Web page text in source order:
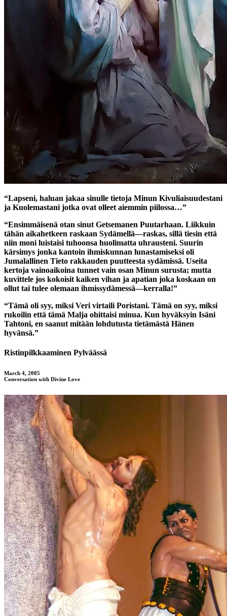
“Lapseni, haluan jakaa sinulle tietoja Minun Kivuliaisuudestani
ja Kuolemastani jotka ovat olleet aiemmin piilossa…”
“Ensimmäisenä otan sinut Getsemanen Puutarhaan. Liikkuin
tähän aikahetkeen raskaan Sydämellä—raskas, sillä tiesin että
niin moni luistaisi tuhoonsa huolimatta uhrausteni. Suurin
kärsimys jonka kantoin ihmiskunnan lunastamiseksi oli
Jumalallinen Tieto rakkauden puutteesta sydämissä. Useita
kertoja vainoaikoina tunnet vain osan Minun surusta; mutta
kuvittele jos kokoisit kaiken vihan ja apatian joka koskaan on
ollut tai tulee olemaan ihmissydämessä—kerralla!”
“Tämä oli syy, miksi Veri virtaili Poristani. Tämä on syy, miksi
rukoilin että tämä Malja ohittaisi minua. Kun hyväksyin Isäni
Tahtoni, en saanut mitään lohdutusta tietämästä Hänen
hyvänsä.”
Ristinpilkkaaminen Pylväässä
March 4, 2005
Conversation with Divine Love